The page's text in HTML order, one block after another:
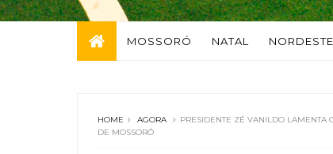
MOSSORÓ NATAL NORDESTE
HOME AGORA
PRESIDENTE ZÉ VANILDO LAMENTA
DE MOSSORÓ